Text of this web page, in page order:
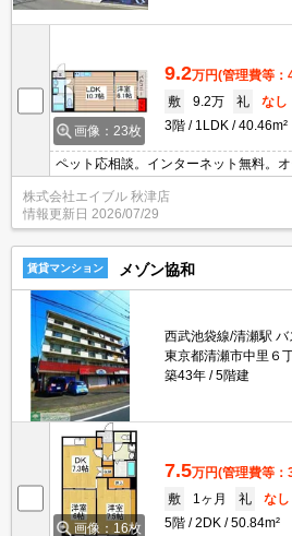
画像：23枚
9.2万円(管理費等：
敷
9.2万 礼
なし
3階
1LDK 40.46m²
ペット応相談。インターネット無料。
あり。TVインターホン付き。都市ガス
ペット飼育の場合、敷金1ヵ月分増。
株式会社エイブル 秋津店
情報更新日 2026/07/29
賃貸マンション メゾン協和
西武池袋線/清瀬駅
東京都清瀬市中里６
築43年
5階建
画像：16枚
7.5万円(管理費等：
敷
1ヶ月 礼
なし
5階
2DK 50.84m²